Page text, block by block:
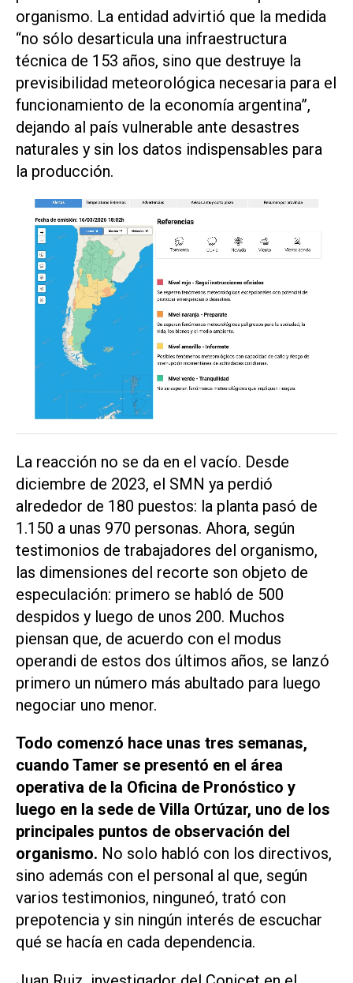
organismo. La entidad advirtió que la medida
“no sólo desarticula una infraestructura
técnica de 153 años, sino que destruye la
previsibilidad meteorológica necesaria para el
funcionamiento de la economía argentina”,
dejando al país vulnerable ante desastres
naturales y sin los datos indispensables para
la producción.
La reacción no se da en el vacío. Desde
diciembre de 2023, el SMN ya perdió
alrededor de 180 puestos: la planta pasó de
1.150 a unas 970 personas. Ahora, según
testimonios de trabajadores del organismo,
las dimensiones del recorte son objeto de
especulación: primero se habló de 500
despidos y luego de unos 200. Muchos
piensan que, de acuerdo con el modus
operandi de estos dos últimos años, se lanzó
primero un número más abultado para luego
negociar uno menor.
Todo comenzó hace unas tres semanas,
cuando Tamer se presentó en el área
operativa de la Oficina de Pronóstico y
luego en la sede de Villa Ortúzar, uno de los
principales puntos de observación del
organismo. No solo habló con los directivos,
sino además con el personal al que, según
varios testimonios, ninguneó, trató con
prepotencia y sin ningún interés de escuchar
qué se hacía en cada dependencia.